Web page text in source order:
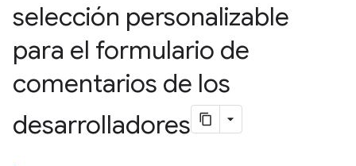
selección personalizable
para el formulario de
comentarios de los
desarrolladores